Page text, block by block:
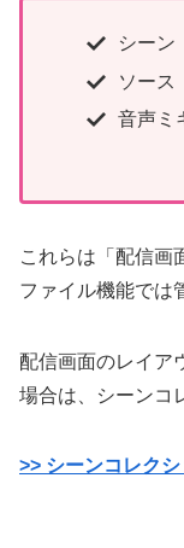
シーン
ソース
音声ミ
これらは「配信画
ファイル機能では
配信画面のレイア
場合は、シーンコ
>> シーンコレク